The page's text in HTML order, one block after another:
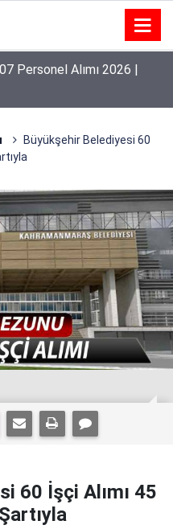
Personel Alımı 2026 |
Büyükşehir Belediyesi 60
60 İşçi Alımı 45